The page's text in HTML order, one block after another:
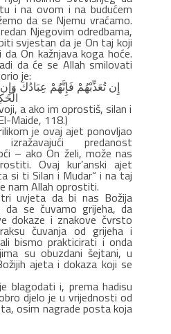
i na ovom i na budućem
da se Njemu vraćamo.
Njegovim odredbama,
svjestan da je On taj koji
On kažnjava koga hoće.
da će se Allah smilovati
je:
إِن تُعَذِّبْهُمْ فَإِنَّهُمْ عِبَادُكَ
a ako im oprostiš, silan i
Maide, 118.)
je ovaj ajet ponovljao
predanost
– ako On želi, može nas
Ovaj kur’anski ajet
si ti Silan i Mudar“ i na taj
nam Allah oprostiti.
uvjeta da bi nas Božija
se čuvamo grijeha, da
dokaze i znakove čvrsto
čuvanja od grijeha i
bismo prakticirati i onda
su obuzdani šejtani, u
ajeta i dokaza koji se
blagodati i, prema hadisu
djelo je u vrijednosti od
osim nagrade posta koja